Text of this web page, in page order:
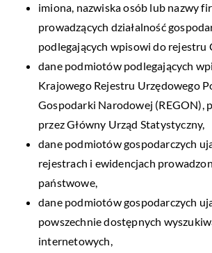
imiona, nazwiska osób lub nazwy
prowadzących działalność
podlegających wpisowi do rejestru
dane podmiotów podlegających
Krajowego Rejestru Urzędowego
Gospodarki Narodowej (REGON),
przez Główny Urząd Statystyczny,
dane podmiotów gospodarczych
rejestrach i ewidencjach
państwowe,
dane podmiotów gospodarczych
powszechnie dostępnych
internetowych,